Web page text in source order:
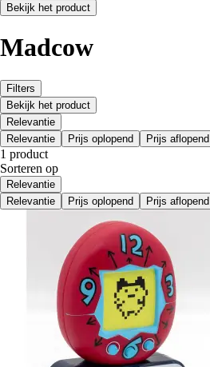
Bekijk het product
Madcow
Filters
Bekijk het product
Relevantie
Relevantie
Prijs oplopend Prijs aflopend
1 product
Sorteren op
Relevantie
Relevantie
Prijs oplopend Prijs aflopend